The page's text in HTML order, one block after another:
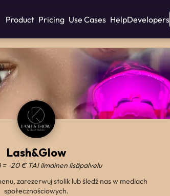
Product Pricing Use Cases HelpDevelopers
Lash&Glow
= -20 € TAI ilmainen lisäpalvelu
zarezerwuj stolik lub śledź nas w mediach
społecznościowych.